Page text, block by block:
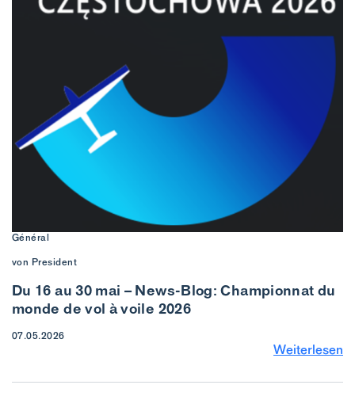
Général
von President
Du 16 au 30 mai – News-Blog: Championnat du
monde de vol à voile 2026
07.05.2026
Weiterlesen